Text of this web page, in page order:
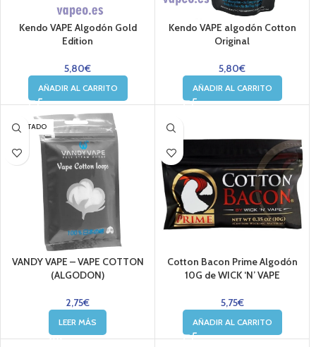
Kendo VAPE Algodón Gold
Edition
5,80€
AÑADIR AL CARRITO
Kendo VAPE algodón Cotton
Original
5,80€
AÑADIR AL CARRITO
AGOTADO
VANDY VAPE – VAPE COTTON
(ALGODON)
2,75€
LEER MÁS
Cotton Bacon Prime Algodón
10G de WICK ‘N’ VAPE
5,75€
AÑADIR AL CARRITO